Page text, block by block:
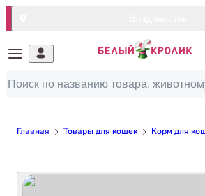
Главная Товары для кошек Корм для